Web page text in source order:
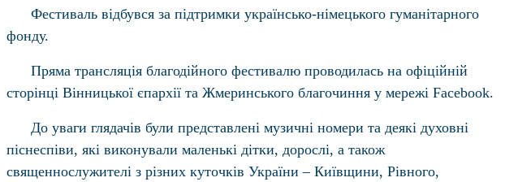
Фестиваль відбувся за підтримки українсько-німецького гуманітарного
фонду.
Пряма трансляція благодійного фестивалю проводилась на офіційній
сторінці Вінницької єпархії та Жмеринського благочиння у мережі Facebook.
До уваги глядачів були представлені музичні номери та деякі духовні
піснеспіви, які виконували маленькі дітки, дорослі, а також
священнослужителі з різних куточків України – Київщини, Рівного,